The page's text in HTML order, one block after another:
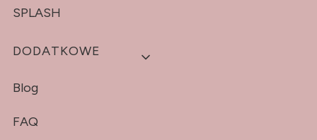
SPLASH
DODATKOWE
Blog
FAQ